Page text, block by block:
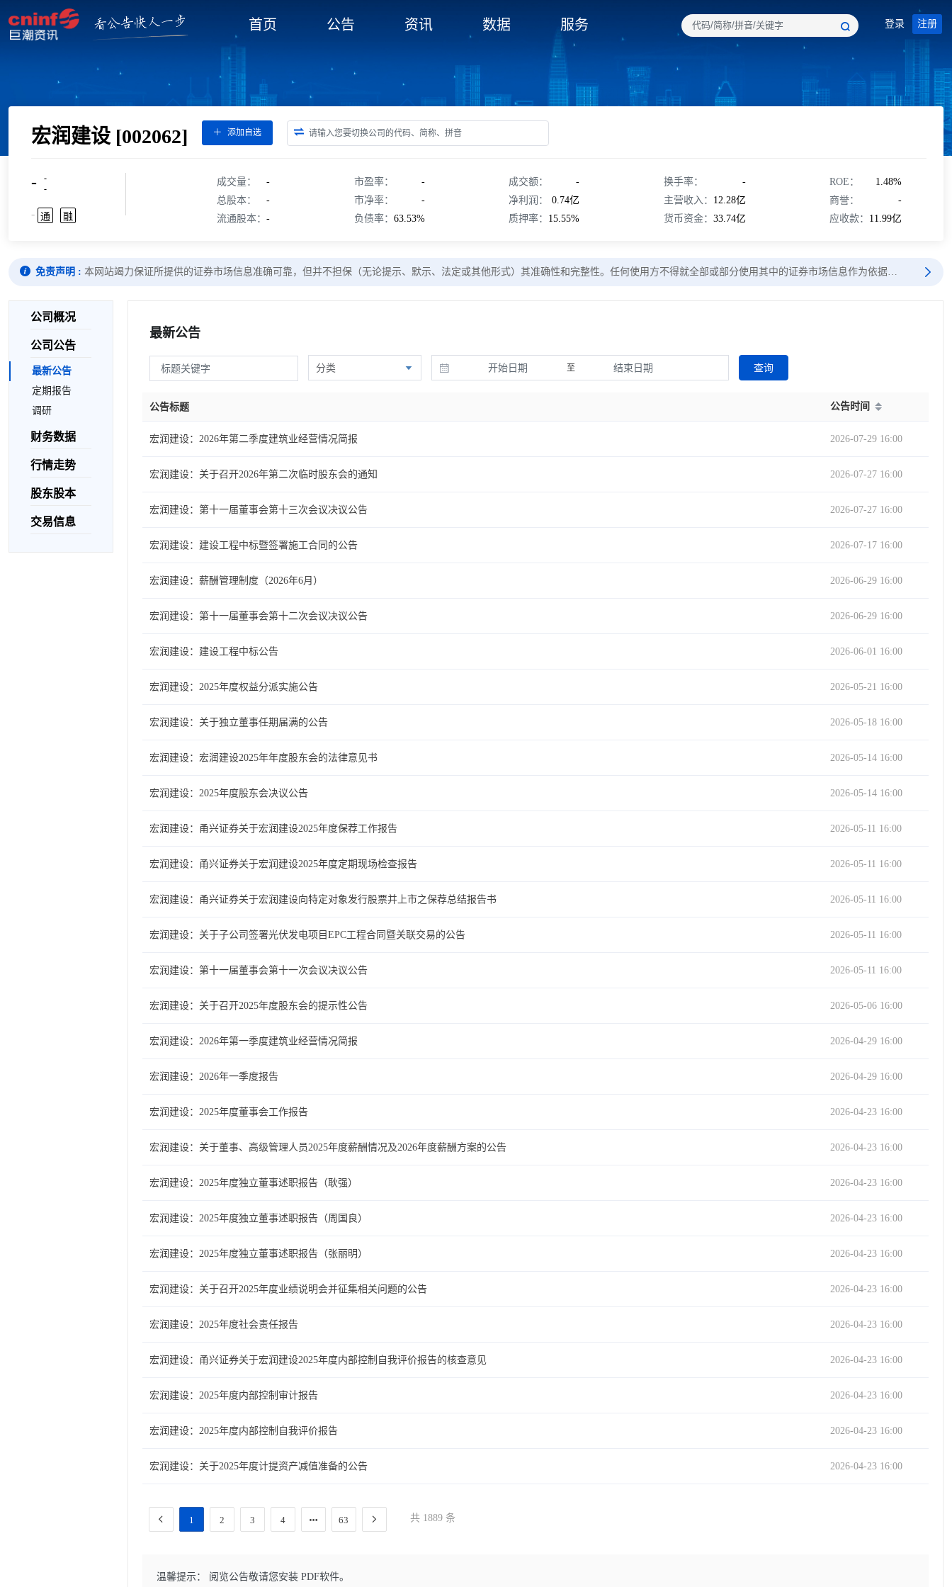
首页 公告 资讯 数据 服务 登录 注册
宏润建设 [002062] 添加自选
-
-
-
- 通 融
成交量：
-
总股本：
-
流通股本：-
市盈率：
-
市净率：
-
负债率： 63.53%
成交额：
-
净利润：
0.74亿
质押率： 15.55%
换手率：
-
主营收入： 12.28亿
货币资金： 33.74亿
ROE：
1.48%
商誉：
-
应收款： 11.99亿
免责声明 : 本网站竭力保证所提供的证券市场信息准确可靠，但并不担保（无论提示、默示、法定或其他形式）其准确性和完整性。任何使用方不得就全部或部分使用其中的证券市场信息作为依据…
公司概况
公司公告
最新公告
定期报告
调研
财务数据
行情走势
股东股本
交易信息
最新公告
分类 至 查询
公告标题 公告时间
宏润建设：2026年第二季度建筑业经营情况简报 2026-07-29 16:00
宏润建设：关于召开2026年第二次临时股东会的通知 2026-07-27 16:00
宏润建设：第十一届董事会第十三次会议决议公告 2026-07-27 16:00
宏润建设：建设工程中标暨签署施工合同的公告 2026-07-17 16:00
宏润建设：薪酬管理制度（2026年6月） 2026-06-29 16:00
宏润建设：第十一届董事会第十二次会议决议公告 2026-06-29 16:00
宏润建设：建设工程中标公告 2026-06-01 16:00
宏润建设：2025年度权益分派实施公告 2026-05-21 16:00
宏润建设：关于独立董事任期届满的公告 2026-05-18 16:00
宏润建设：宏润建设2025年年度股东会的法律意见书 2026-05-14 16:00
宏润建设：2025年度股东会决议公告 2026-05-14 16:00
宏润建设：甬兴证券关于宏润建设2025年度保荐工作报告 2026-05-11 16:00
宏润建设：甬兴证券关于宏润建设2025年度定期现场检查报告 2026-05-11 16:00
宏润建设：甬兴证券关于宏润建设向特定对象发行股票并上市之保荐总结报告书 2026-05-11 16:00
宏润建设：关于子公司签署光伏发电项目EPC工程合同暨关联交易的公告 2026-05-11 16:00
宏润建设：第十一届董事会第十一次会议决议公告 2026-05-11 16:00
宏润建设：关于召开2025年度股东会的提示性公告 2026-05-06 16:00
宏润建设：2026年第一季度建筑业经营情况简报 2026-04-29 16:00
宏润建设：2026年一季度报告 2026-04-29 16:00
宏润建设：2025年度董事会工作报告 2026-04-23 16:00
宏润建设：关于董事、高级管理人员2025年度薪酬情况及2026年度薪酬方案的公告 2026-04-23 16:00
宏润建设：2025年度独立董事述职报告（耿强） 2026-04-23 16:00
宏润建设：2025年度独立董事述职报告（周国良） 2026-04-23 16:00
宏润建设：2025年度独立董事述职报告（张丽明） 2026-04-23 16:00
宏润建设：关于召开2025年度业绩说明会并征集相关问题的公告 2026-04-23 16:00
宏润建设：2025年度社会责任报告 2026-04-23 16:00
宏润建设：甬兴证券关于宏润建设2025年度内部控制自我评价报告的核查意见 2026-04-23 16:00
宏润建设：2025年度内部控制审计报告 2026-04-23 16:00
宏润建设：2025年度内部控制自我评价报告 2026-04-23 16:00
宏润建设：关于2025年度计提资产减值准备的公告 2026-04-23 16:00
1 2 3 4 63 共 1889 条
温馨提示： 阅览公告敬请您安装 PDF软件。